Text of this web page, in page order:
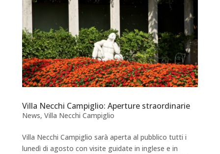
Villa Necchi Campiglio: Aperture straordinarie
News, Villa Necchi Campiglio
Villa Necchi Campiglio sarà aperta al pubblico tutti i
lunedì di agosto con visite guidate in inglese e in